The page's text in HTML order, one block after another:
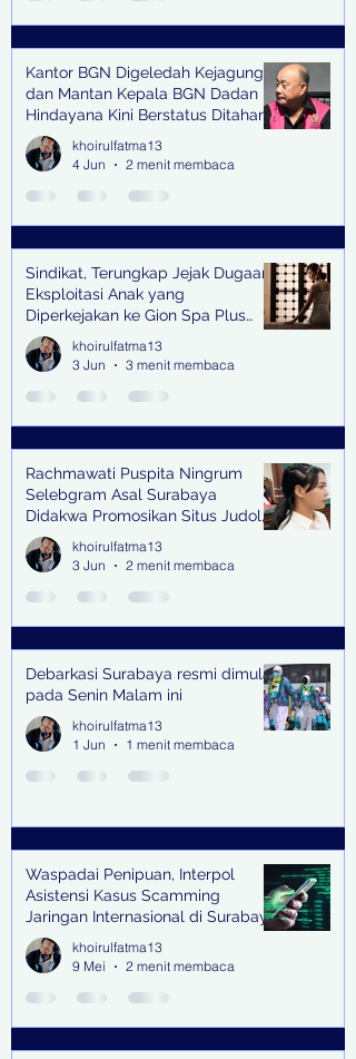
Kantor BGN Digeledah Kejagung
dan Mantan Kepala BGN Dadan
Hindayana Kini Berstatus Ditahan
khoirulfatma13
4 Jun
2 menit membaca
Sindikat, Terungkap Jejak Dugaan
Eksploitasi Anak yang
Diperkejakan ke Gion Spa Plus
and Pub Surabaya,
khoirulfatma13
3 Jun
3 menit membaca
Rachmawati Puspita Ningrum
Selebgram Asal Surabaya
Didakwa Promosikan Situs Judol,
Raup Rp2 Juta dari Tiga Kali
Endorse
khoirulfatma13
3 Jun
2 menit membaca
Debarkasi Surabaya resmi dimulai
pada Senin Malam ini
khoirulfatma13
1 Jun
1 menit membaca
Waspadai Penipuan, Interpol
Asistensi Kasus Scamming
Jaringan Internasional di Surabaya
khoirulfatma13
9 Mei
2 menit membaca